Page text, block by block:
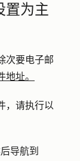
置为主
次要电子邮
地址。
，请执行以
导航到